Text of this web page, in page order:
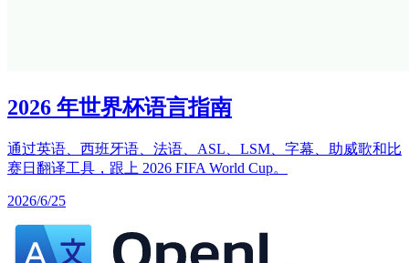
2026 年世界杯语言指南
通过英语、西班牙语、法语、ASL、LSM、字幕、助威歌和比
赛日翻译工具，跟上 2026 FIFA World Cup。
2026/6/25